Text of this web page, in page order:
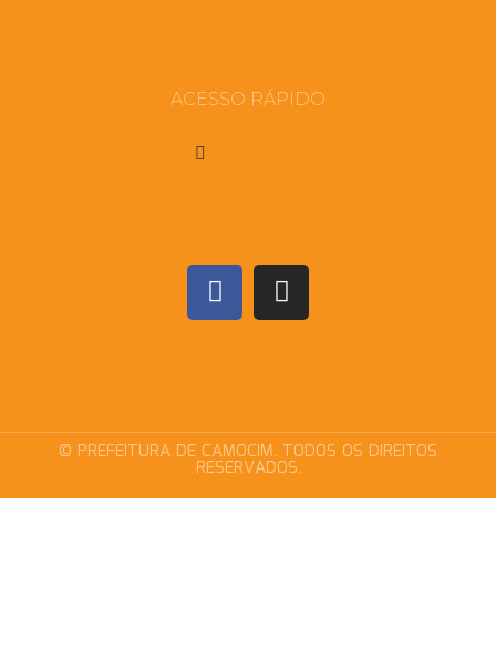
ACESSO RÁPIDO
© PREFEITURA DE CAMOCIM. TODOS OS DIREITOS
RESERVADOS.